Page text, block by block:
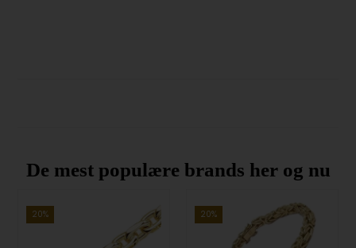
De mest populære brands her og nu
20% 20%